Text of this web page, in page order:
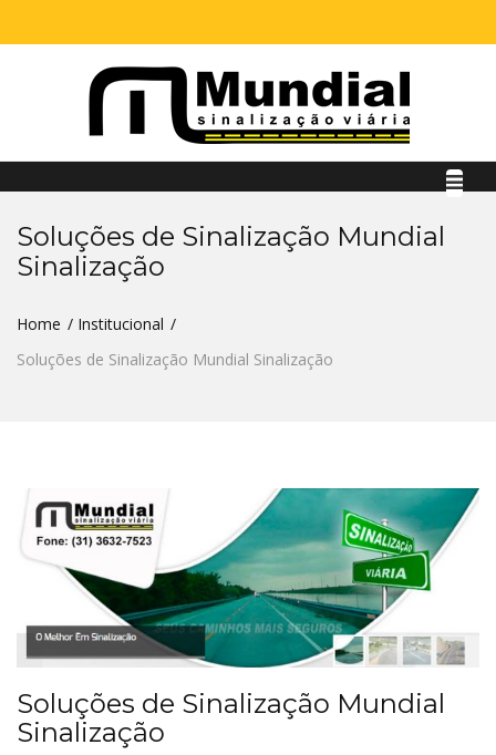
Soluções de Sinalização Mundial
Sinalização
Home
Institucional
Soluções de Sinalização Mundial Sinalização
Soluções de Sinalização Mundial
Sinalização